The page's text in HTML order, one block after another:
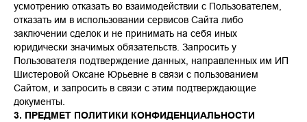
усмотрению отказать во взаимодействии с Пользователем,
отказать им в использовании сервисов Сайта либо
заключении сделок и не принимать на себя иных
юридически значимых обязательств. Запросить у
Пользователя подтверждение данных, направленных им ИП
Шистеровой Оксане Юрьевне в связи с пользованием
Сайтом, и запросить в связи с этим подтверждающие
документы.
3. ПРЕДМЕТ ПОЛИТИКИ КОНФИДЕНЦИАЛЬНОСТИ